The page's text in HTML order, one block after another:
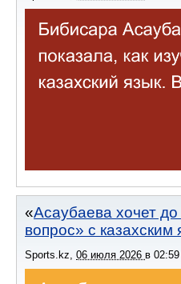
Асаубаева хочет
вопрос» с казахским
Sports.kz, 06 июля 2026 в 02:59